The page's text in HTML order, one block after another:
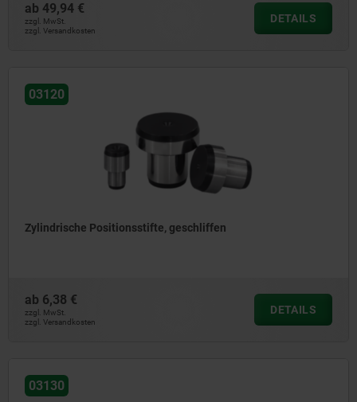
ab 49,94 €
zzgl. MwSt.
zzgl. Versandkosten
DETAILS
03120
Zylindrische Positionsstifte, geschliffen
ab 6,38 €
zzgl. MwSt.
zzgl. Versandkosten
DETAILS
03130